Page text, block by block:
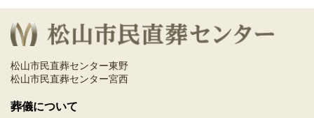
松山市民直葬センター東野
松山市民直葬センター宮西
葬儀について